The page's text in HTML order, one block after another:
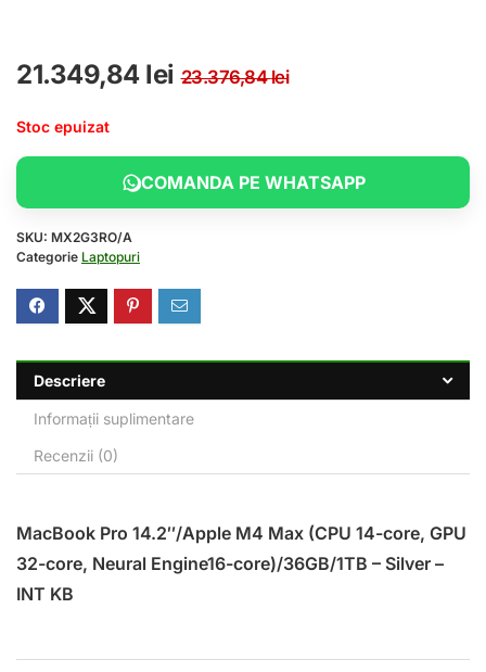
23.376,84leiPrețul inițial a
21.349,84 lei Prețul curent
Stoc epuizat
COMANDA PE WHATSAPP
SKU: MX2G3RO/A
Categorie Laptopuri
Descriere
Informații suplimentare
Recenzii (0)
MacBook Pro 14.2″/Apple M4 Max (CPU 14-core, GPU
32-core, Neural Engine16-core)/36GB/1TB – Silver –
INT KB